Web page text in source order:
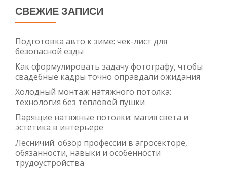
СВЕЖИЕ ЗАПИСИ
Подготовка авто к зиме: чек-лист для
безопасной езды
Как сформулировать задачу фотографу, чтобы
свадебные кадры точно оправдали ожидания
Холодный монтаж натяжного потолка:
технология без тепловой пушки
Парящие натяжные потолки: магия света и
эстетика в интерьере
Лесничий: обзор профессии в агросекторе,
обязанности, навыки и особенности
трудоустройства